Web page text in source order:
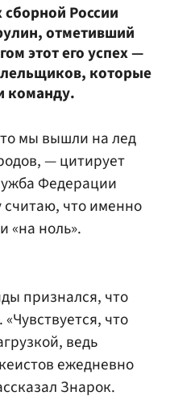
сборной России
отметивший
этот его успех —
которые
команду.
мы вышли на лед
— цитирует
Федерации
что именно
«на ноль».
признался, что
что
ведь
ежедневно
Знарок.